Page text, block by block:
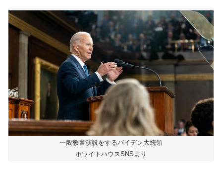
一般教書演説をするバイデン大統領
ホワイトハウスSNSより